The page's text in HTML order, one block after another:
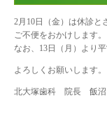
2月10日（金）は休診と
ご不便をおかけします。
なお、13日（月）より
よろしくお願いします。
北大塚歯科 院長 飯